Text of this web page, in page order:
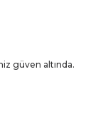
güven altında.